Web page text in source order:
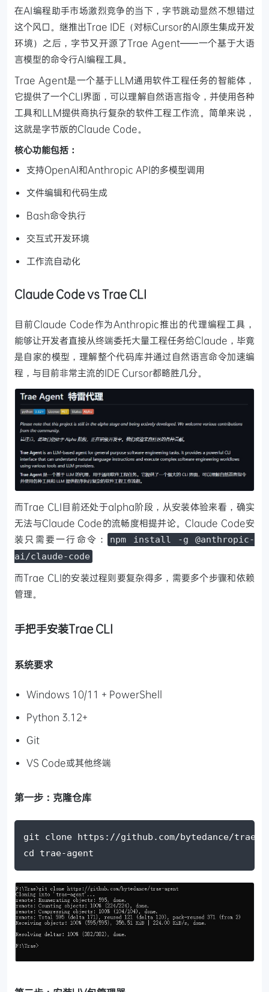
在AI编程助手市场激烈竞争的当下，字节跳动显然不想错过
这个风口。继推出Trae IDE（对标Cursor的AI原生集成开发
环境）之后，字节又开源了Trae Agent——一个基于大语
言模型的命令行AI编程工具。
Trae Agent是一个基于LLM通用软件工程任务的智能体，
它提供了一个CLI界面，可以理解自然语言指令，并使用各种
工具和LLM提供商执行复杂的软件工程工作流。简单来说，
这就是字节版的Claude Code。
核心功能包括：
支持OpenAI和Anthropic API的多模型调用
文件编辑和代码生成
Bash命令执行
交互式开发环境
工作流自动化
Claude Code vs Trae CLI
目前Claude Code作为Anthropic推出的代理编程工具，
能够让开发者直接从终端委托大量工程任务给Claude，毕竟
是自家的模型，理解整个代码库并通过自然语言命令加速编
程，与目前非常主流的IDE Cursor都略胜几分。
而Trae CLI目前还处于alpha阶段，从安装体验来看，确实
无法与Claude Code的流畅度相提并论。Claude Code安
装只需要一行命令：
npm install -g @anthropic-
ai/claude-code
而Trae CLI的安装过程则要复杂得多，需要多个步骤和依赖
管理。
手把手安装Trae CLI
系统要求
Windows 10/11 + PowerShell
Python 3.12+
Git
VS Code或其他终端
第一步：克隆仓库
git clone https://github.com/bytedance/trae-
cd trae-agent